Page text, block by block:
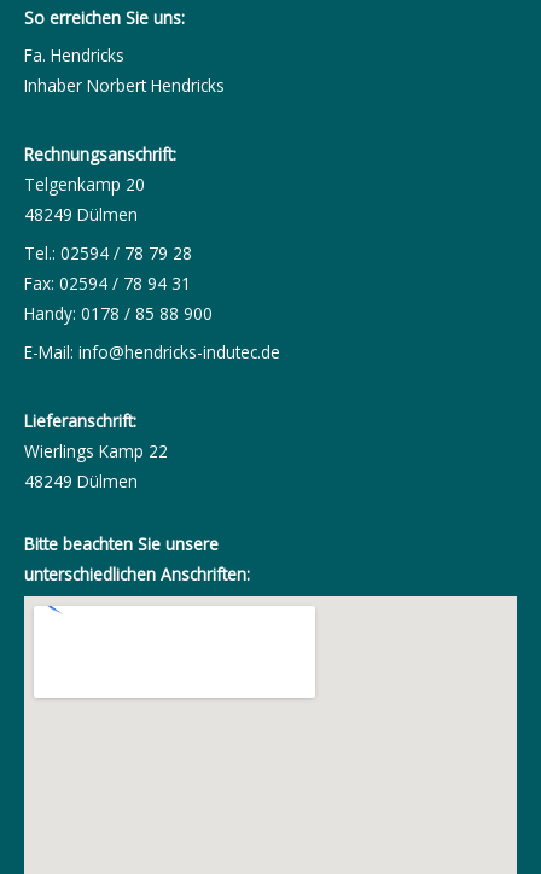
So erreichen Sie uns:
Fa. Hendricks
Inhaber Norbert Hendricks
Rechnungsanschrift:
Telgenkamp 20
48249 Dülmen
Tel.: 02594 / 78 79 28
Fax: 02594 / 78 94 31
Handy: 0178 / 85 88 900
E-Mail: info@hendricks-indutec.de
Lieferanschrift:
Wierlings Kamp 22
48249 Dülmen
Bitte beachten Sie unsere
unterschiedlichen Anschriften: